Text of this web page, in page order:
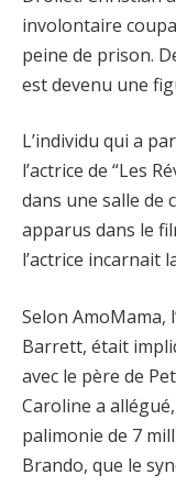
involontaire
peine de prison.
est devenu une
L’individu qui a
l’actrice de “Les
dans une salle de
apparus dans le
l’actrice incarnait
Selon AmoMama,
Barrett, était
avec le père de
Caroline a
palimonie de 7
Brando, que le